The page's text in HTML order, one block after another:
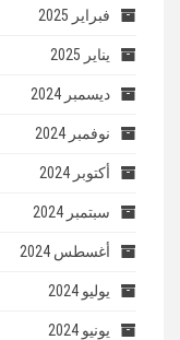
فبراير 2025
يناير 2025
ديسمبر 2024
نوفمبر 2024
أكتوبر 2024
سبتمبر 2024
أغسطس 2024
يوليو 2024
يونيو 2024